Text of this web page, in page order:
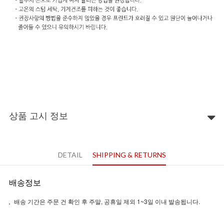
상품 고시 정보
DETAIL SHIPPING & RETURNS
배송정보
배송 기간은 주문 건 확인 후 주말, 공휴일 제외 1~3일 이내 발송됩니다.